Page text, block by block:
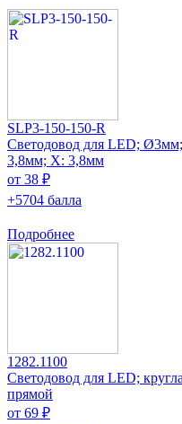
SLP3-150-150-R
Светодовод для LED;
3,8мм; Х: 3,8мм
от 38 ₽
+5704 балла
Подробнее
1282.1100
Светодовод для LED;
прямой
от 69 ₽